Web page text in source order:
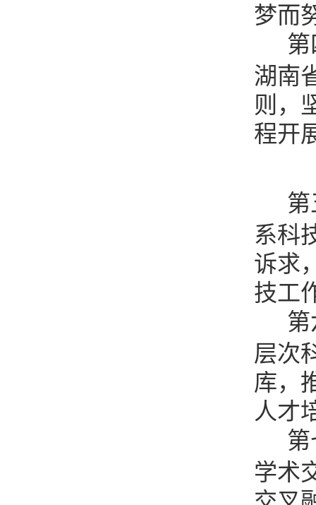
梦而
第
湖南
则，
程开
第
系科
诉求
技工
第
层次
库，
人才
第
学术